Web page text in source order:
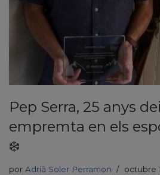
Pep Serra, 25 anys
empremta en els
❄️
por Adrià Soler Perramon octubre